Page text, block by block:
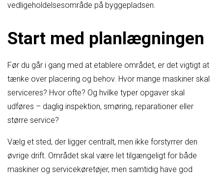
vedligeholdelsesområde på byggepladsen.
Start med planlægningen
Før du går i gang med at etablere området, er det vigtigt at
tænke over placering og behov. Hvor mange maskiner skal
serviceres? Hvor ofte? Og hvilke typer opgaver skal
udføres – daglig inspektion, smøring, reparationer eller
større service?
Vælg et sted, der ligger centralt, men ikke forstyrrer den
øvrige drift. Området skal være let tilgængeligt for både
maskiner og servicekøretøjer, men samtidig have god